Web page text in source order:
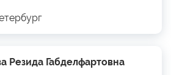
Резида Габделфартовна